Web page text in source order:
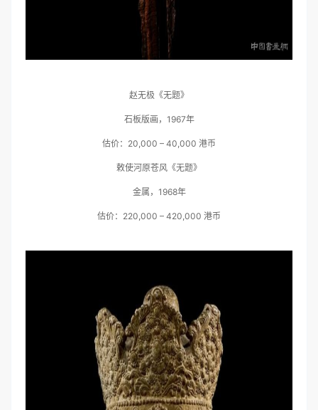
赵无极《无题》
石板版画，1967年
估价：20,000 – 40,000 港币
敕使河原苍风《无题》
金属，1968年
估价：220,000 – 420,000 港币